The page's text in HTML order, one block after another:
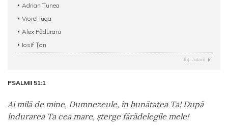
Adrian Țunea
Viorel Iuga
Alex Păduraru
Iosif Țon
Toţi autorii
PSALMII 51:1
Ai milă de mine, Dumnezeule, în bunătatea Ta! După
îndurarea Ta cea mare, şterge fărădelegile mele!